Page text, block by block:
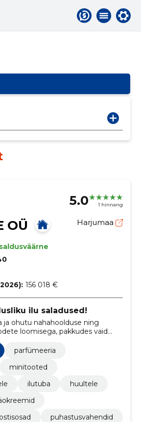
5.0 1 hinnang
OÜ Harjumaa
156 018 €
ilu saladused!
ja ohutu nahahoolduse ning
loomisega, pakkudes vaid
koostisosi.
parfümeeria
minitooted
ilutuba
huultele
puhastusvahendid